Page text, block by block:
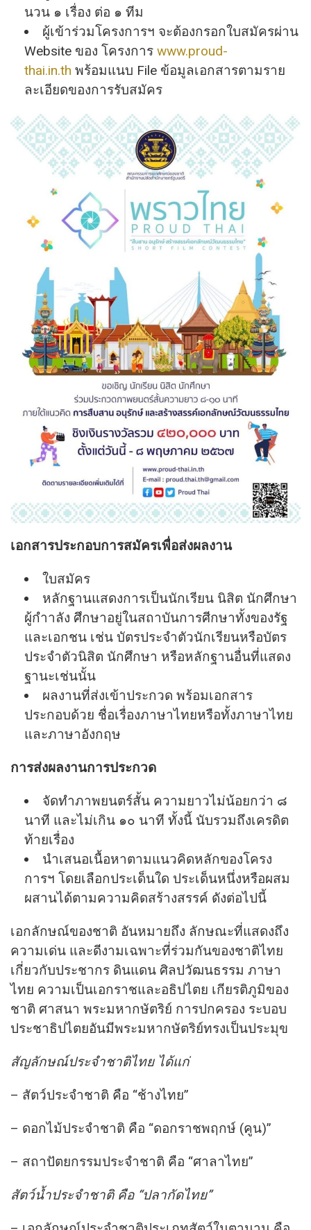
นวน ๑ เรื่อง ต่อ ๑ ทีม
ผู้เข้าร่วมโครงการฯ จะต้องกรอกใบสมัครผ่าน
Website ของ โครงการ www.proud-
thai.in.th พร้อมแนบ File ข้อมูลเอกสารตามราย
ละเอียดของการรับสมัคร
เอกสารประกอบการสมัครเพื่อส่งผลงาน
ใบสมัคร
หลักฐานแสดงการเป็นนักเรียน นิสิต นักศึกษา
ผู้กําาลัง ศึกษาอยู่ในสถาบันการศีกษาทั้งของรัฐ
และเอกชน เช่น บัตรประจําตัวนักเรียนหรือบัตร
ประจําตัวนิสิต นักศึกษา หรือหลักฐานอื่นที่แสดง
ฐานะเช่นนั้น
ผลงานที่ส่งเข้าประกวด พร้อมเอกสาร
ประกอบด้วย ชื่อเรื่องภาษาไทยหรือทั้งภาษาไทย
และภาษาอังกฤษ
การส่งผลงานการประกวด
จัดทำภาพยนตร์สั้น ความยาวไม่น้อยกว่า ๘
นาที และไม่เกิน ๑๐ นาที ทั้งนี้ นับรวมถึงเครดิต
ท้ายเรื่อง
นำเสนอเนื้อหาตามแนวคิดหลักของโครง
การฯ โดยเลือกประเด็นใด ประเด็นหนึ่งหรือผสม
ผสานได้ตามความคิดสร้างสรรค์ ดังต่อไปนี้
เอกลักษณ์ของชาติ อันหมายถึง ลักษณะที่แสดงถึง
ความเด่น และดีงามเฉพาะที่ร่วมกันของชาติไทย
เกี่ยวกับประชากร ดินแดน ศิลปวัฒนธรรม ภาษา
ไทย ความเป็นเอกราชและอธิปไตย เกียรติภูมิของ
ชาติ ศาสนา พระมหากษัตริย์ การปกครอง ระบอบ
ประชาธิปไตยอันมีพระมหากษัตริย์ทรงเป็นประมุข
สัญลักษณ์ประจําชาติไทย ได้แก่
– สัตว์ประจําชาติ คือ “ช้างไทย”
– ดอกไม้ประจําชาติ คือ “ดอกราชพฤกษ์ (คูน)”
– สถาปัตยกรรมประจําชาติ คือ “ศาลาไทย”
สัตว์นํ้าประจําชาติ คือ “ปลากัดไทย”